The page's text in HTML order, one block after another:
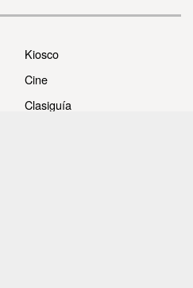
Kiosco
Cine
Clasiguía